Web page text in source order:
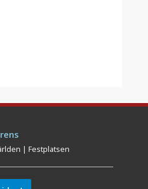
|Festplatsen